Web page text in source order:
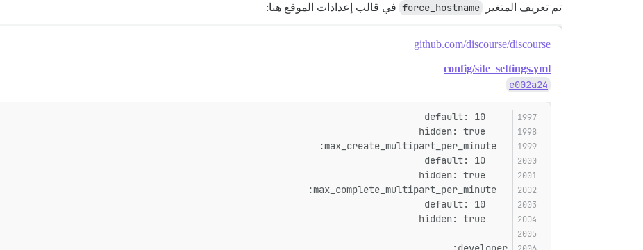
تم تعريف المتغير force_hostname في قالب إعدادات الموقع هنا:
github.com/discourse/discourse
config/site_settings.yml
e002a24